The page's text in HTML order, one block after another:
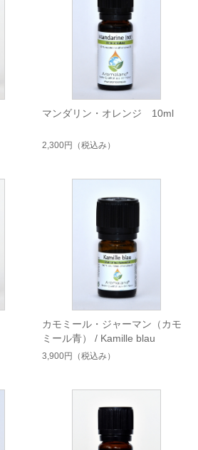
マンダリン・オレンジ 10ml
2,300円 （税込み）
カモミール・ジャーマン（カモ
ミール青） / Kamille blau
3,900円 （税込み）